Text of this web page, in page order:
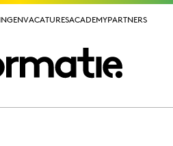
VACATURESACADEMYPARTNERS
VACATURESACADEMYPARTNERS